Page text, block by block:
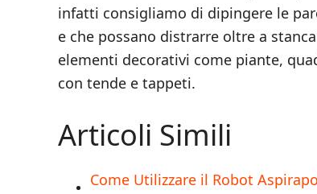
infatti consigliamo di dipingere le
e che possano distrarre oltre a
elementi decorativi come piante,
con tende e tappeti.
Articoli Simili
Come Utilizzare il Robot